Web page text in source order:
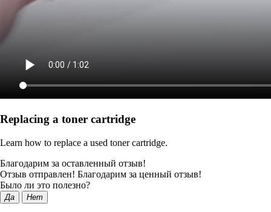
Replacing a toner cartridge
Learn how to replace a used toner cartridge.
Благодарим за оставленный отзыв!
Отзыв отправлен! Благодарим за ценный отзыв!
Было ли это полезно?
Да Нет